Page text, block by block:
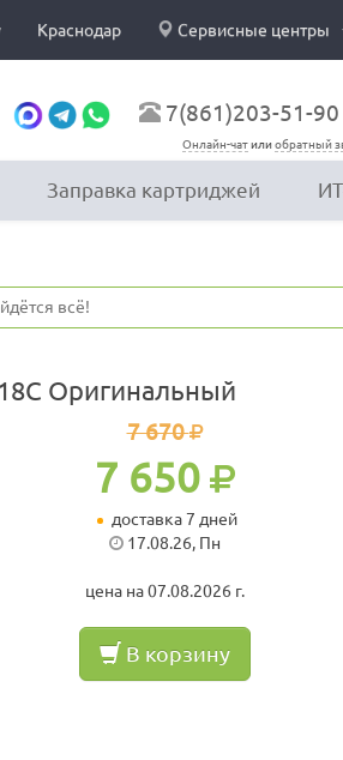
Краснодар Сервисные центры
7(861)203-51-90
Онлайн-чатилиобратный
Заправка картриджей
Оригинальный
7 670
7 650
доставка 7 дней
17.08.26, Пн
цена на 07.08.2026 г.
В корзину